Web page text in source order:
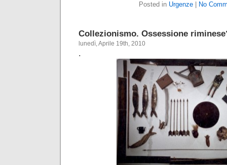
Posted in Urgenze No
Collezionismo. Ossessione
lunedì, Aprile 19th, 2010
.